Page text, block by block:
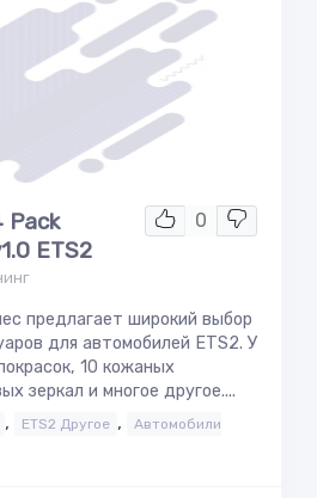
0
Pack
ETS2
предлагает широкий выбор
для автомобилей ETS2. У
10 кожаных
зеркал и многое другое....
, ETS2 Другое ,
Автомобили